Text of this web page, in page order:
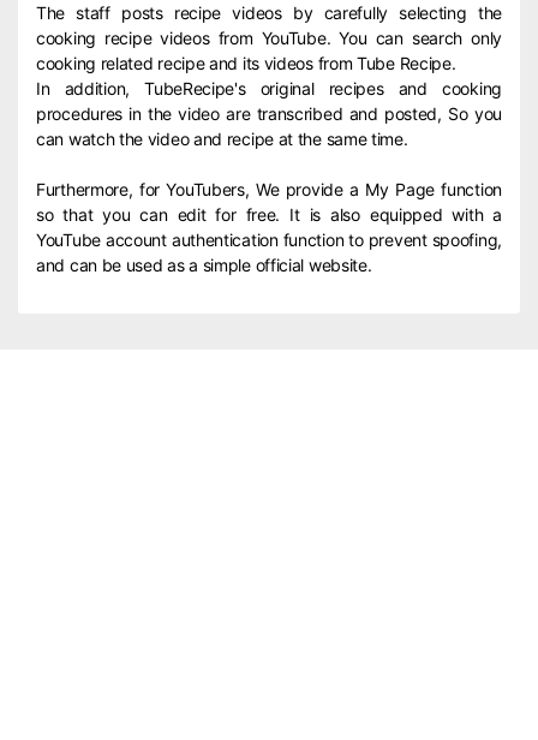
The staff posts recipe videos by carefully selecting the
cooking recipe videos from YouTube. You can search only
cooking related recipe and its videos from Tube Recipe.
In addition, TubeRecipe's original recipes and cooking
procedures in the video are transcribed and posted, So you
can watch the video and recipe at the same time.
Furthermore, for YouTubers, We provide a My Page function
so that you can edit for free. It is also equipped with a
YouTube account authentication function to prevent spoofing,
and can be used as a simple official website.